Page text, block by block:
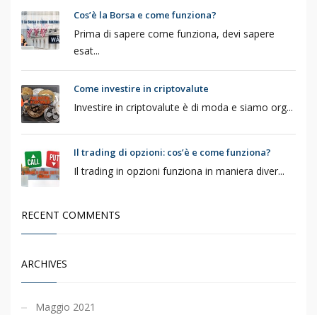
Cos’è la Borsa e come funziona?
Prima di sapere come funziona, devi sapere
esat...
Come investire in criptovalute
Investire in criptovalute è di moda e siamo org...
Il trading di opzioni: cos’è e come funziona?
Il trading in opzioni funziona in maniera diver...
RECENT COMMENTS
ARCHIVES
Maggio 2021